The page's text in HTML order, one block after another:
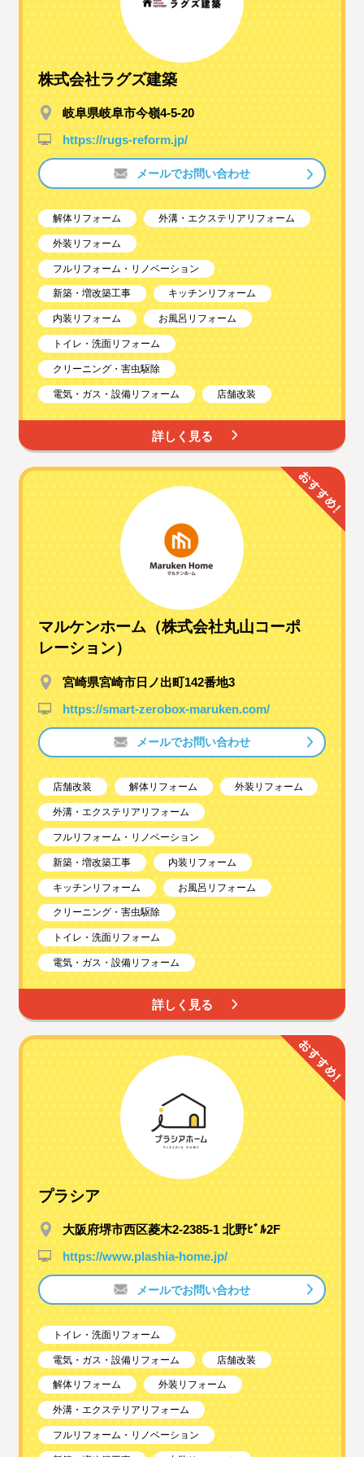
株式会社ラグズ建築
岐阜県岐阜市今嶺4-5-20
https://rugs-reform.jp/
メールでお問い合わせ
解体リフォーム 外溝・エクステリアリフォーム
外装リフォーム
フルリフォーム・リノベーション
新築・増改築工事 キッチンリフォーム
内装リフォーム お風呂リフォーム
トイレ・洗面リフォーム
クリーニング・害虫駆除
電気・ガス・設備リフォーム 店舗改装
詳しく見る
マルケンホーム（株式会社丸山コーポ
レーション）
宮崎県宮崎市日ノ出町142番地3
https://smart-zerobox-maruken.com/
メールでお問い合わせ
店舗改装 解体リフォーム 外装リフォーム
外溝・エクステリアリフォーム
フルリフォーム・リノベーション
新築・増改築工事 内装リフォーム
キッチンリフォーム お風呂リフォーム
クリーニング・害虫駆除
トイレ・洗面リフォーム
電気・ガス・設備リフォーム
詳しく見る
プラシア
大阪府堺市西区菱木2-2385-1 北野ﾋﾞﾙ2F
https://www.plashia-home.jp/
メールでお問い合わせ
トイレ・洗面リフォーム
電気・ガス・設備リフォーム 店舗改装
解体リフォーム 外装リフォーム
外溝・エクステリアリフォーム
フルリフォーム・リノベーション